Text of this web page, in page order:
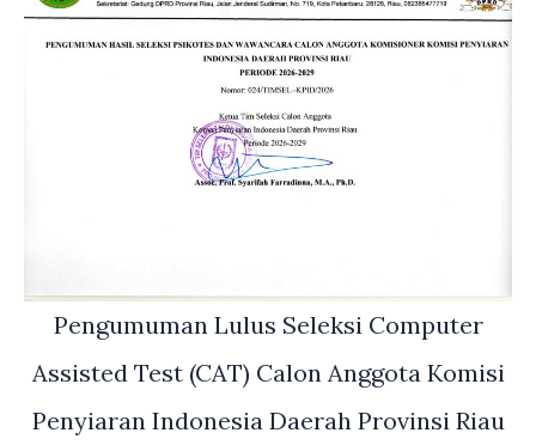
Pengumuman Lulus Seleksi Computer
Assisted Test (CAT) Calon Anggota Komisi
Penyiaran Indonesia Daerah Provinsi Riau